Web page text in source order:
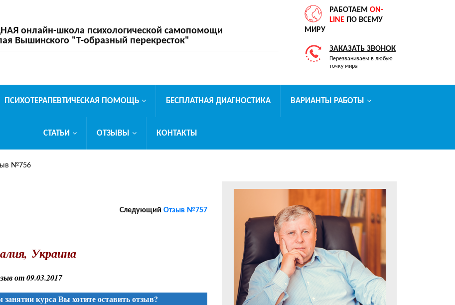
онлайн-школа психологической самопомощи
Вышинского "Т-образный перекресток"
РАБОТАЕМ ON-
LINE ПО ВСЕМУ
МИРУ
ЗАКАЗАТЬ ЗВОНОК
Перезваниваем в любую
точку мира
ПСИХОТЕРАПЕВТИЧЕСКАЯ ПОМОЩЬ БЕСПЛАТНАЯ ДИАГНОСТИКА ВАРИАНТЫ РАБОТЫ
СТАТЬИ ОТЗЫВЫ КОНТАКТЫ
№756
Следующий Отзыв №757
Украина
от 09.03.2017
курса Вы хотите оставить отзыв?